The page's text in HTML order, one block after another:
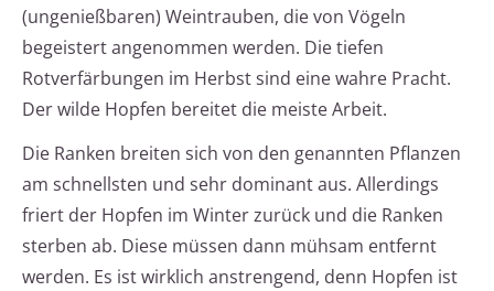
(ungenießbaren) Weintrauben, die von Vögeln
begeistert angenommen werden. Die tiefen
Rotverfärbungen im Herbst sind eine wahre Pracht.
Der wilde Hopfen bereitet die meiste Arbeit.
Die Ranken breiten sich von den genannten Pflanzen
am schnellsten und sehr dominant aus. Allerdings
friert der Hopfen im Winter zurück und die Ranken
sterben ab. Diese müssen dann mühsam entfernt
werden. Es ist wirklich anstrengend, denn Hopfen ist